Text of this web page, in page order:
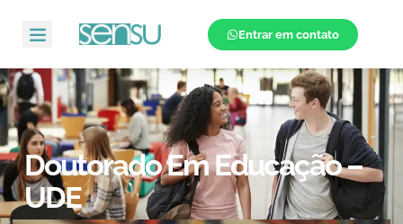
Entrar em contato
Doutorado Em Educação –
UDE